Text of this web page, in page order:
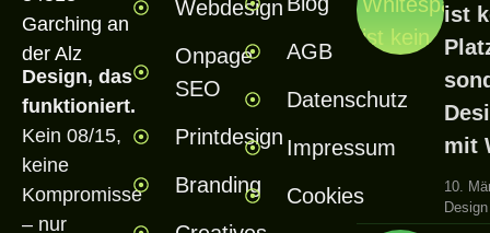
Garching an
der Alz
Design, das
funktioniert.
Kein 08/15,
keine
Kompromisse
– nur
Webdesign
Onpage
SEO
Printdesign
Branding
AGB
Datenschutz
Impressum
Cookies
ist
mit
10.